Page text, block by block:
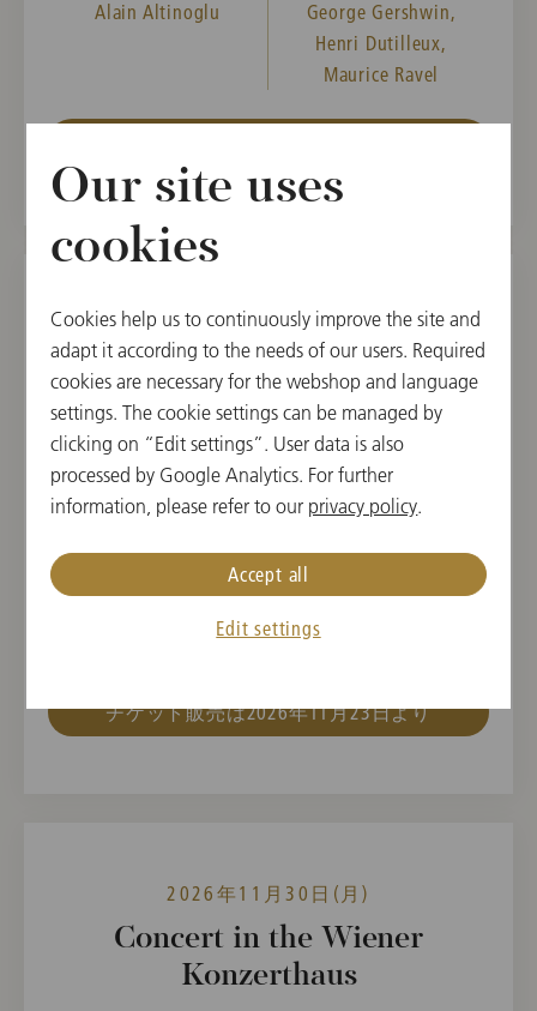
Alain Altinoglu
George Gershwin,
Henri Dutilleux,
Maurice Ravel
2026年11月28日(土)
3rd Subscription Concert
15:30 開演
ウィーン楽友協会, 大ホール, ウィーン, オースト
リア
George Gershwin,
チケット販売は2026年11月23日より
2026年11月30日(月)
Concert in the Wiener
Konzerthaus
Our site uses
cookies
Cookies help us to continuously improve the site and
adapt it according to the needs of our users. Required
cookies are necessary for the webshop and language
settings. The cookie settings can be managed by
clicking on “Edit settings”. User data is also
processed by Google Analytics. For further
information, please refer to our privacy policy.
Edit settings
Accept all